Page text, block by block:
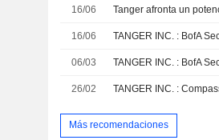
16/06
16/06 TANGER INC. : BofA
06/03 TANGER INC. : BofA
26/02 TANGER INC. :
Más recomendaciones